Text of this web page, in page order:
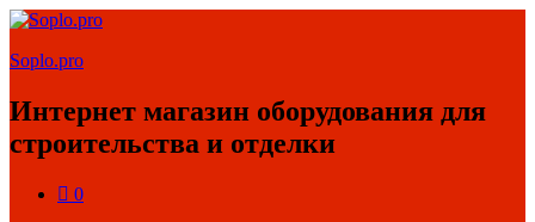
Soplo.pro
Интернет магазин оборудования для
строительства и отделки
0